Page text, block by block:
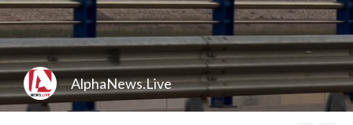
AlphaNews.Live